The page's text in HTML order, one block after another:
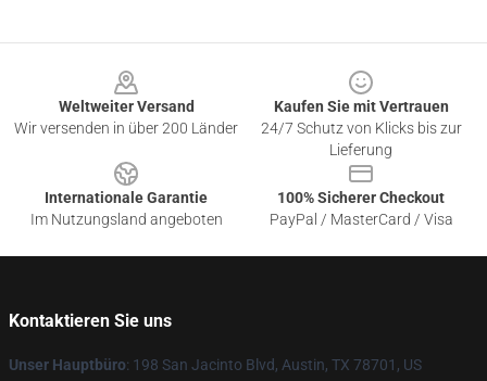
Weltweiter Versand
Wir versenden in über 200 Länder
Kaufen Sie mit Vertrauen
24/7 Schutz von Klicks bis zur
Lieferung
Internationale Garantie
Im Nutzungsland angeboten
100% Sicherer Checkout
PayPal / MasterCard / Visa
Kontaktieren Sie uns
Unser Hauptbüro: 198 San Jacinto Blvd, Austin, TX 78701, US